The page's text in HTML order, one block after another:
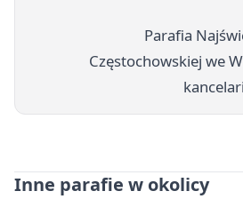
Parafia
Częstochowskiej we
Inne parafie w okolicy